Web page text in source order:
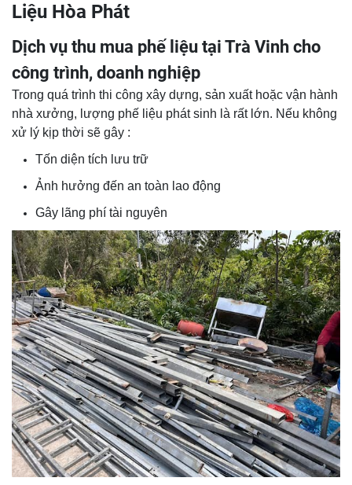
Liệu Hòa Phát
Dịch vụ thu mua phế liệu tại Trà Vinh cho
công trình, doanh nghiệp
Trong quá trình thi công xây dựng, sản xuất hoặc vận hành
nhà xưởng, lượng phế liệu phát sinh là rất lớn. Nếu không
xử lý kịp thời sẽ gây :
Tốn diện tích lưu trữ
Ảnh hưởng đến an toàn lao động
Gây lãng phí tài nguyên